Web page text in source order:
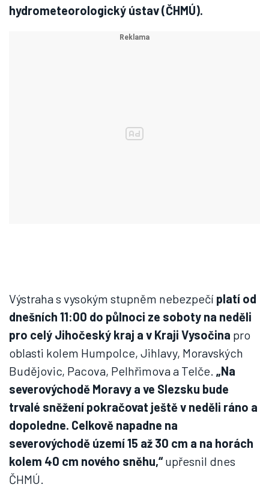
hydrometeorologický ústav (ČHMÚ).
Výstraha s vysokým stupněm nebezpečí platí od
dnešních 11:00 do půlnoci ze soboty na neděli
pro celý Jihočeský kraj a v Kraji Vysočina pro
oblasti kolem Humpolce, Jihlavy, Moravských
Budějovic, Pacova, Pelhřimova a Telče. „Na
severovýchodě Moravy a ve Slezsku bude
trvalé sněžení pokračovat ještě v neděli ráno a
dopoledne. Celkově napadne na
severovýchodě území 15 až 30 cm a na horách
kolem 40 cm nového sněhu,“upřesnil dnes
ČHMÚ.